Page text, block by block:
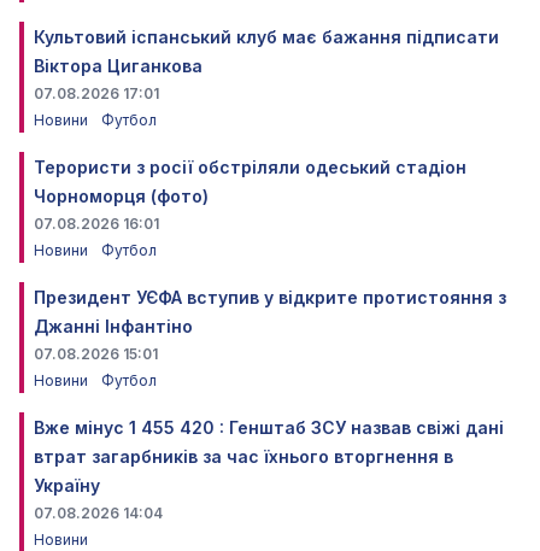
Культовий іспанський клуб має бажання підписати
Віктора Циганкова
07.08.2026 17:01
Новини
Футбол
Терористи з росії обстріляли одеський стадіон
Чорноморця (фото)
07.08.2026 16:01
Новини
Футбол
Президент УЄФА вступив у відкрите протистояння з
Джанні Інфантіно
07.08.2026 15:01
Новини
Футбол
Вже мінус 1 455 420 : Генштаб ЗСУ назвав свіжі дані
втрат загарбників за час їхнього вторгнення в
Україну
07.08.2026 14:04
Новини